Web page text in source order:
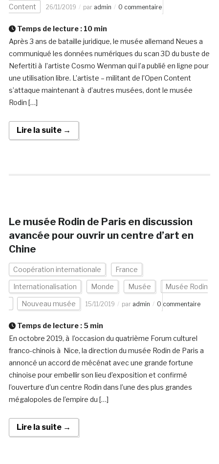
Content 26/11/2019 par admin 0 commentaire
Temps de lecture : 10 min
Après 3 ans de bataille juridique, le musée allemand Neues a
communiqué les données numériques du scan 3D du buste de
Nefertiti à l’artiste Cosmo Wenman qui l’a publié en ligne pour
une utilisation libre. L’artiste – militant de l’Open Content
s’attaque maintenant à d’autres musées, dont le musée
Rodin […]
Lire la suite →
Le musée Rodin de Paris en discussion
avancée pour ouvrir un centre d’art en
Chine
Coopération internationale France
Internationalisation Monde Musée Musée Rodin
Nouveau musée 15/11/2019 par admin 0 commentaire
Temps de lecture : 5 min
En octobre 2019, à l’occasion du quatrième Forum culturel
franco-chinois à Nice, la direction du musée Rodin de Paris a
annoncé un accord de mécénat avec une grande fortune
chinoise pour embellir son lieu d’exposition et confirmé
l’ouverture d’un centre Rodin dans l’une des plus grandes
mégalopoles de l’empire du […]
Lire la suite →